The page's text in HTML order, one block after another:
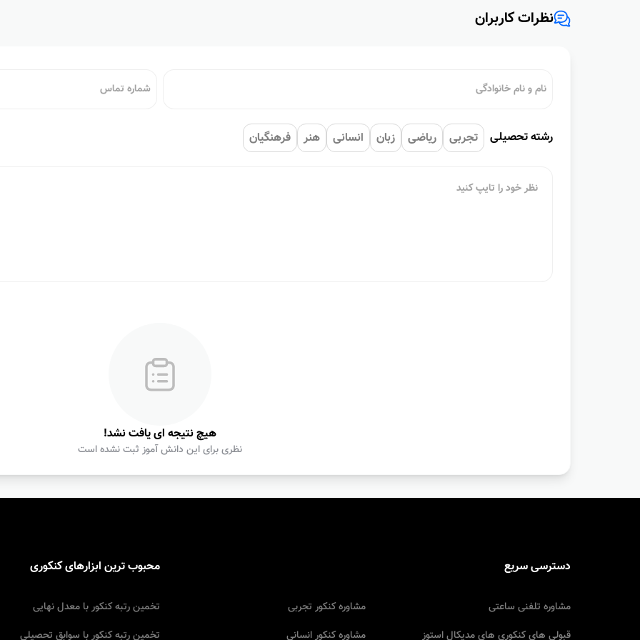
نظرات کاربران
رشته تحصیلی تجربی ریاضی زبان انسانی هنر فرهنگیان
هیچ نتیجه ای یافت نشد!
نظری برای این دانش آموز ثبت نشده است
دسترسی سریع
مشاوره تلفنی ساعتی
قبولی های کنکوری های مدیکال استوز
مشاوره کنکور تجربى
مشاوره کنکور انسانى
محبوب ترین ابزارهای کنکوری
تخمین رتبه کنکور با معدل نهایى
تخمین رتبه کنکور با سوابق تحصیلى